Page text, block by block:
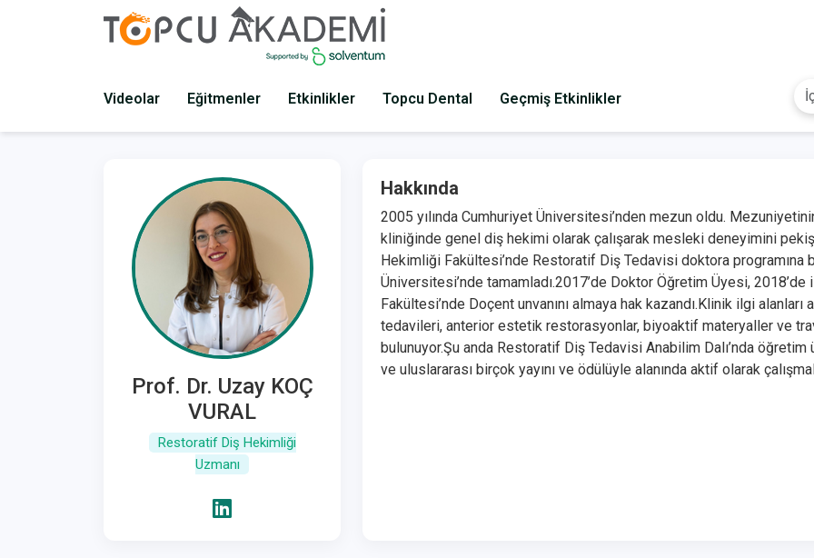
Videolar Eğitmenler Etkinlikler Topcu Dental Geçmiş Etkinlikler
Prof. Dr. Uzay KOÇ
VURAL
Restoratif Diş Hekimliği
Uzmanı
Hakkında
2005 yılında Cumhuriyet Üniversitesi’nden mezun oldu.
kliniğinde genel diş hekimi olarak çalışarak mesleki deneyimini
Hekimliği Fakültesi’nde Restoratif Diş Tedavisi doktora programına
Üniversitesi’nde tamamladı.2017’de Doktor Öğretim Üyesi,
Fakültesi’nde Doçent unvanını almaya hak kazandı.Klinik ilgi
tedavileri, anterior estetik restorasyonlar, biyoaktif materyaller ve
bulunuyor.Şu anda Restoratif Diş Tedavisi Anabilim Dalı’nda
ve uluslararası birçok yayını ve ödülüyle alanında aktif olarak